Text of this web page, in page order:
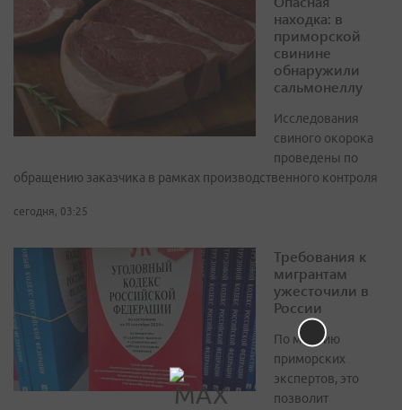
находка: в
приморской
свинине
обнаружили
сальмонеллу
Исследования
свиного окорока
проведены по
обращению заказчика в рамках производственного контроля
сегодня, 03:25
Требования к
мигрантам
ужесточили в
России
По мнению
приморских
экспертов, это
позволит